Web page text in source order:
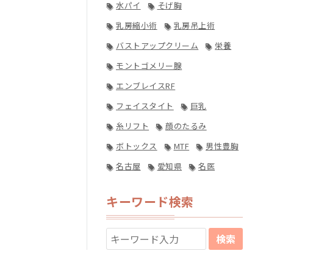
水パイ
そげ胸
乳房縮小術
乳房吊上術
バストアップクリーム
栄養
モントゴメリー腺
エンブレイスRF
フェイスタイト
巨乳
糸リフト
顔のたるみ
ボトックス
MTF
男性豊胸
名古屋
愛知県 名医
キーワード検索